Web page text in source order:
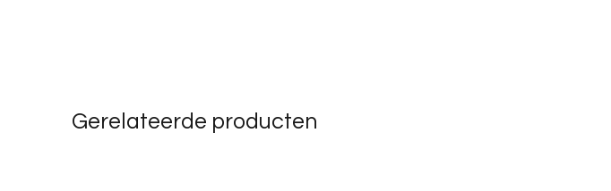
Gerelateerde producten